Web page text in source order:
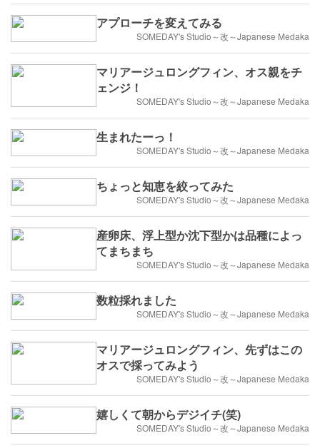
アプローチを変えてみる
SOMEDAY's Studio～改～Japanese Medaka
マリアージュロングフィン、オス親をチ
ェンジ！
SOMEDAY's Studio～改～Japanese Medaka
生まれたーっ！
SOMEDAY's Studio～改～Japanese Medaka
ちょっと知恵を絞ってみた
SOMEDAY's Studio～改～Japanese Medaka
産卵床、浮上型か沈下型かは品種によっ
てまちまち
SOMEDAY's Studio～改～Japanese Medaka
数粒採れました
SOMEDAY's Studio～改～Japanese Medaka
マリアージュロングフィン、先ずはこの
オスで採ってみよう
SOMEDAY's Studio～改～Japanese Medaka
嬉しくて朝からデジイチ(笑)
SOMEDAY's Studio～改～Japanese Medaka